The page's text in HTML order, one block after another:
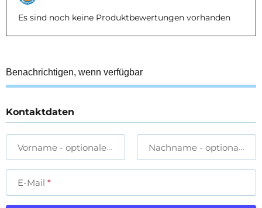
Es sind noch keine Produktbewertungen vorhanden
Benachrichtigen, wenn verfügbar
Kontaktdaten
Vorname - optionale Angabe Nachname - optionale
E-Mail